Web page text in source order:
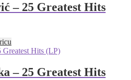
– 25 Greatest Hits
– 25 Greatest Hits